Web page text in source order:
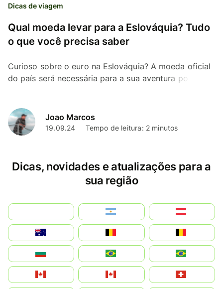
Dicas de viagem
Qual moeda levar para a Eslováquia? Tudo
o que você precisa saber
Curioso sobre o euro na Eslováquia? A moeda oficial
do país será necessária para a sua aventura por lá.
Joao Marcos
19.09.24 Tempo de leitura: 2 minutos
Dicas, novidades e atualizações para a
sua região
بالعربية
Argentina
Österreich
Australia
België
Belgique
България
Brasil (ES)
Brasil
Canada (FR)
Canada
Svizzera